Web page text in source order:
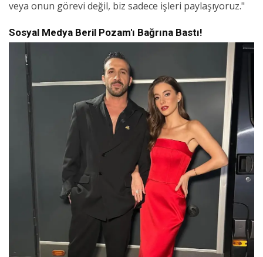
veya onun görevi değil, biz sadece işleri paylaşıyoruz."
Sosyal Medya Beril Pozam'ı Bağrına Bastı!